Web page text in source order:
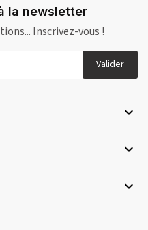
la newsletter
Inscrivez-vous !
Valider


